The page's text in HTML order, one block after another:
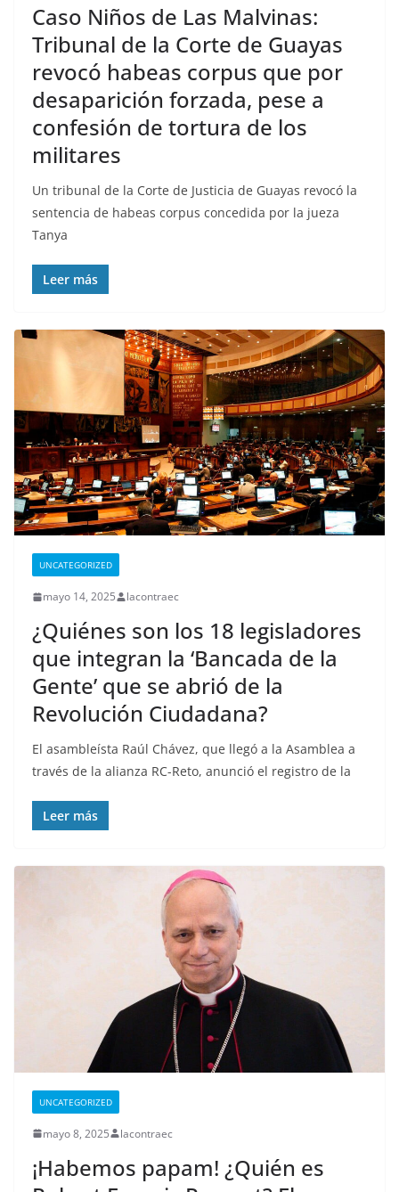
Caso Niños de Las Malvinas:
Tribunal de la Corte de Guayas
revocó habeas corpus que por
desaparición forzada, pese a
confesión de tortura de los
militares
Un tribunal de la Corte de Justicia de Guayas revocó la
sentencia de habeas corpus concedida por la jueza
Tanya
Leer más
UNCATEGORIZED
mayo 14, 2025 lacontraec
¿Quiénes son los 18 legisladores
que integran la ‘Bancada de la
Gente’ que se abrió de la
Revolución Ciudadana?
El asambleísta Raúl Chávez, que llegó a la Asamblea a
través de la alianza RC-Reto, anunció el registro de la
Leer más
UNCATEGORIZED
mayo 8, 2025 lacontraec
¡Habemos papam! ¿Quién es